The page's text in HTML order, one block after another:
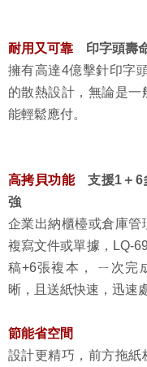
耐用又可靠 印字頭壽
擁有高達4億擊針印字
的散熱設計，無論是
能輕鬆應付。
高拷貝功能支援1 ＋
強
企業出納櫃檯或倉庫
複寫文件或單據，LQ-
稿+6張複本， ㄧ次完
晰，且送紙快速，迅速
節能省空間
設計更精巧，前方拖紙